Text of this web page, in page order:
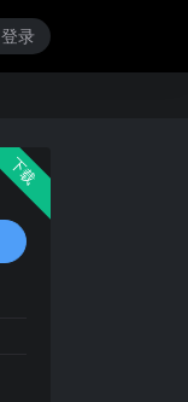
登录
下载